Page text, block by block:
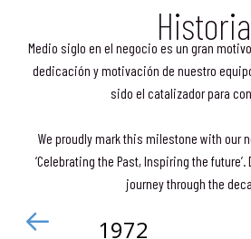
Historia
Medio siglo en el negocio es un gran
dedicación y motivación de nuestro
sido el catalizador para
We proudly mark this milestone with our
‘Celebrating the Past, Inspiring the
journey through the
1972